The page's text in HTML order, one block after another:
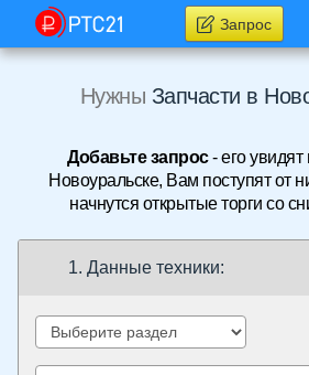
Запрос
Нужны Запчасти в
Добавьте запрос- его увидят
Новоуральске, Вам поступят от
начнутся открытые торги со
1. Данные техники: